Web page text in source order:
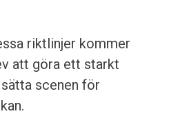
riktlinjer kommer
att göra ett starkt
scenen för